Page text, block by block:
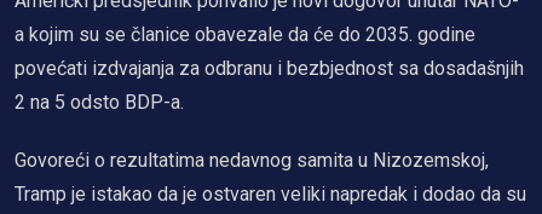
a kojim su se članice obavezale da će do 2035. godine
povećati izdvajanja za odbranu i bezbjednost sa dosadašnjih
2 na 5 odsto BDP-a.
Govoreći o rezultatima nedavnog samita u Nizozemskoj,
Tramp je istakao da je ostvaren veliki napredak i dodao da su